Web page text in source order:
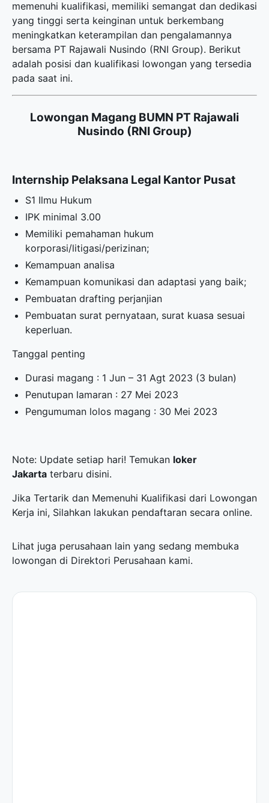
memenuhi kualifikasi, memiliki semangat dan dedikasi
yang tinggi serta keinginan untuk berkembang
meningkatkan keterampilan dan pengalamannya
bersama PT Rajawali Nusindo (RNI Group). Berikut
adalah posisi dan kualifikasi lowongan yang tersedia
pada saat ini.
Lowongan Magang BUMN PT Rajawali
Nusindo (RNI Group)
Internship Pelaksana Legal Kantor Pusat
S1 Ilmu Hukum
IPK minimal 3.00
Memiliki pemahaman hukum
korporasi/litigasi/perizinan;
Kemampuan analisa
Kemampuan komunikasi dan adaptasi yang baik;
Pembuatan drafting perjanjian
Pembuatan surat pernyataan, surat kuasa sesuai
keperluan.
Tanggal penting
Durasi magang : 1 Jun – 31 Agt 2023 (3 bulan)
Penutupan lamaran : 27 Mei 2023
Pengumuman lolos magang : 30 Mei 2023
Note: Update setiap hari! Temukan loker
Jakarta terbaru disini.
Jika Tertarik dan Memenuhi Kualifikasi dari Lowongan
Kerja ini, Silahkan lakukan pendaftaran secara online.
Lihat juga perusahaan lain yang sedang membuka
lowongan di Direktori Perusahaan kami.